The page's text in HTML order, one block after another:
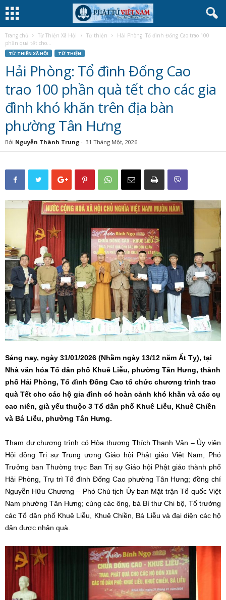
Trang chủ Từ Thiện Xã Hội Từ thiện
Hải Phòng: Tổ đình Đống Cao trao 100
phần quà tết cho...
TỪ THIỆN XÃ HỘI TỪ THIỆN
Hải Phòng: Tổ đình Đống Cao
trao 100 phần quà tết cho các gia
đình khó khăn trên địa bàn
phường Tân Hưng
Bởi Nguyễn Thành Trung - 31 Tháng Một, 2026
Sáng nay, ngày 31/01/2026 (Nhằm ngày 13/12 năm Ất Tỵ), tại
Nhà văn hóa Tổ dân phố Khuê Liễu, phường Tân Hưng, thành
phố Hải Phòng, Tổ đình Đống Cao tổ chức chương trình trao
quà Tết cho các hộ gia đình có hoàn cảnh khó khăn và các cụ
cao niên, già yếu thuộc 3 Tổ dân phố Khuê Liễu, Khuê Chiền
và Bá Liễu, phường Tân Hưng.
Tham dự chương trình có Hòa thượng Thích Thanh Vân – Ủy viên
Hội đồng Trị sự Trung ương Giáo hội Phật giáo Việt Nam, Phó
Trưởng ban Thường trực Ban Trị sự Giáo hội Phật giáo thành phố
Hải Phòng, Trụ trì Tổ đình Đống Cao phường Tân Hưng; đồng chí
Nguyễn Hữu Chương – Phó Chủ tịch Ủy ban Mặt trận Tổ quốc Việt
Nam phường Tân Hưng; cùng các ông, bà Bí thư Chi bộ, Tổ trưởng
các Tổ dân phố Khuê Liễu, Khuê Chiền, Bá Liễu và đại diện các hộ
dân được nhận quà.